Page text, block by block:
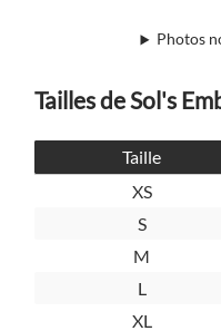
Photos
Tailles de Sol's
Taille
XS
S
M
L
XL